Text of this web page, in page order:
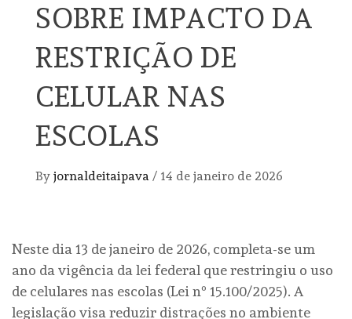
SOBRE IMPACTO DA
RESTRIÇÃO DE
CELULAR NAS
ESCOLAS
By jornaldeitaipava / 14 de janeiro de 2026
Neste dia 13 de janeiro de 2026, completa-se um
ano da vigência da lei federal que restringiu o uso
de celulares nas escolas (Lei nº 15.100/2025). A
legislação visa reduzir distrações no ambiente